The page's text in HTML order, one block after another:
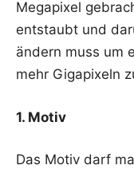
Mega­pi­xel
ent­staubt und
ändern muss um
mehr Giga­pi­xeln
1. Motiv
Das Motiv darf